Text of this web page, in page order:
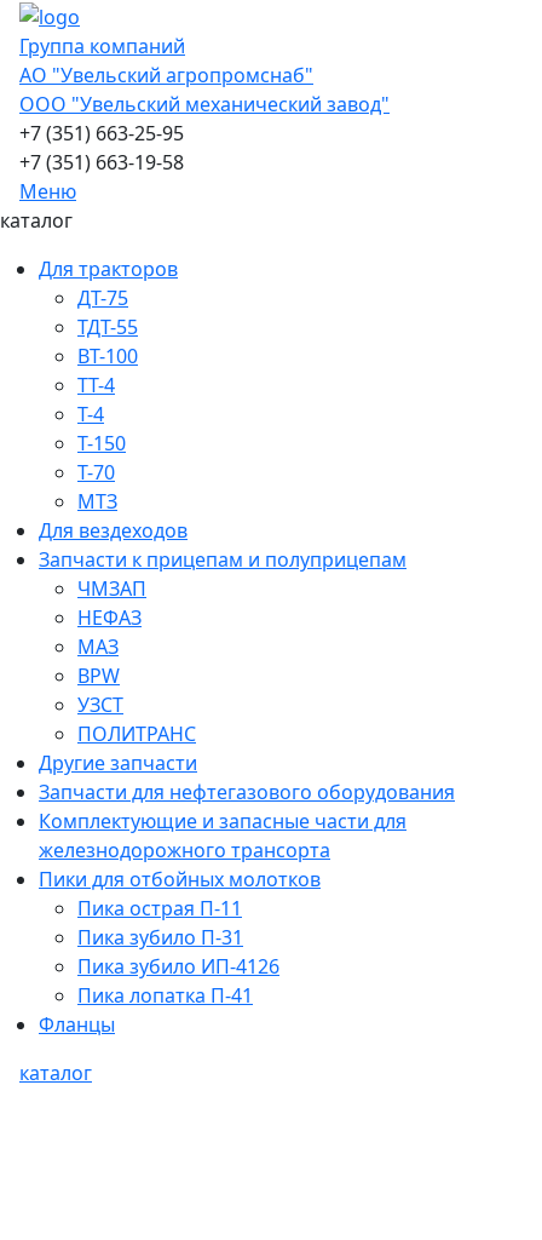
Группа компаний
АО "Увельский агропромснаб"
ООО "Увельский механический завод"
+7 (351) 663-25-95
+7 (351) 663-19-58
Меню
каталог
Для тракторов
ДТ-75
ТДТ-55
ВТ-100
ТТ-4
Т-4
Т-150
Т-70
МТЗ
Для вездеходов
Запчасти к прицепам и полуприцепам
ЧМЗАП
НЕФАЗ
МАЗ
BPW
УЗСТ
ПОЛИТРАНС
Другие запчасти
Запчасти для нефтегазового оборудования
Комплектующие и запасные части для
железнодорожного трансорта
Пики для отбойных молотков
Пика острая П-11
Пика зубило П-31
Пика зубило ИП-4126
Пика лопатка П-41
Фланцы
каталог